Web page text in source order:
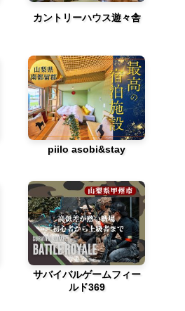
カントリーハウス遊々舎
piilo asobi&stay
サバイバルゲームフィー
ルド369